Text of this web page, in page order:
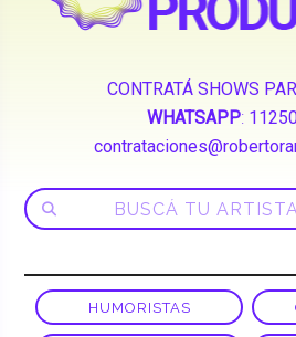
CONTRATÁ SHOWS
WHATSAPP:
HUMORISTAS